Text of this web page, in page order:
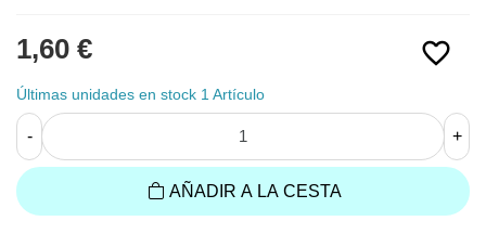
favorite_border
1,60 €
Últimas unidades en stock 1 Artículo
- +
AÑADIR A LA CESTA